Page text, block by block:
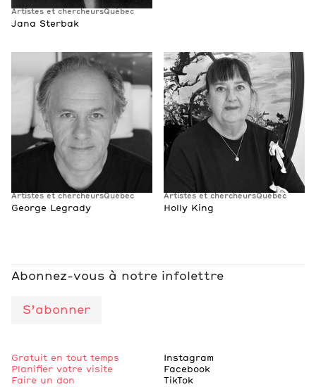
Artistes et chercheursQuébec
Jana Sterbak
Artistes et chercheursQuébec
George Legrady
Artistes et chercheursQuébec
Holly King
Abonnez-vous à notre infolettre
S’abonner
Gratuit en tout temps
Planifier votre visite
Faire un don
Instagram
Facebook
TikTok